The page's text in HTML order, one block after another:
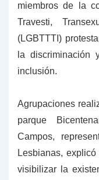
miembros de la
Travesti,
(LGBTTTI)
la discriminación
inclusión.
Agrupaciones
parque
Campos,
Lesbianas,
visibilizar la